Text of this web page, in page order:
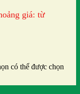
giá: từ
có thể được chọn